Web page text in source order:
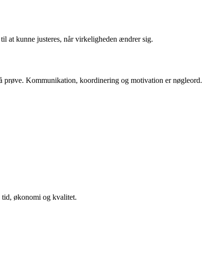
at kunne justeres, når virkeligheden ændrer sig.
prøve. Kommunikation, koordinering og motivation er nøgleord.
tid, økonomi og kvalitet.